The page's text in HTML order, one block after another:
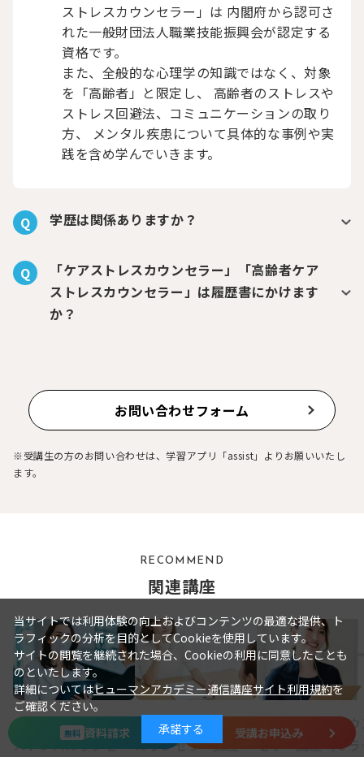
ストレスカウンセラー」は 内閣府から認可さ
れた一般財団法人職業技能振興会が認定する
資格です。
また、全般的な心理学の知識ではなく、対象
を「高齢者」と限定し、 高齢者のストレスや
ストレス回避法、コミュニケーションの取り
方、 メンタル疾患について具体的な事例や実
践を含め学んでいきます。
Q 学歴は関係ありますか？
Q
「ケアストレスカウンセラー」「高齢者ケア
ストレスカウンセラー」は履歴書にかけます
か？
お問い合わせフォーム
※受講生の方のお問い合わせは、学習アプリ「assist」よりお願いいたし
ます。
無料 資料請求 受講お申込み
RECOMMEND
関連講座
企業中間管理職ケア
ストレスカウンセラ
青少年ケアストレス
カウンセラー講座
ケアストレスカ
セラー講座（ｅ
当サイトでは利用体験の向上およびコンテンツの最適な提供、ト
ラフィックの分析を目的としてCookieを使用しています。
サイトの閲覧を継続された場合、Cookieの利用に同意したことも
のといたします。
詳細についてはヒューマンアカデミー通信講座サイト利用規約を
ご確認ください。
承諾する